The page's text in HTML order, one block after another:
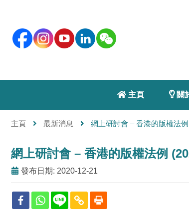
 主頁  關
主頁 最新消息 網上研討會 – 香港的版權法
網上研討會 – 香港的版權法例
發布日期: 2020-12-21